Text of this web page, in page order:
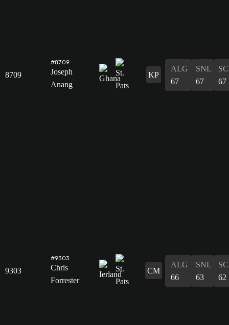
8709
#8709
Joseph
Anang
KP
ALG
67
SNL
67
67
9303
#9303
Chris
Forrester
CM
ALG
66
SNL
63
62